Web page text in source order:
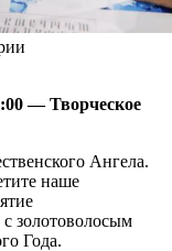
— Творческое
Ангела.
наше
золотоволосым
Года.